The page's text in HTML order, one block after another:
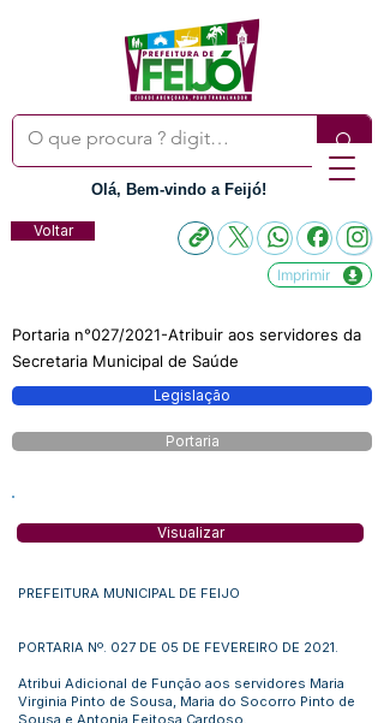
Olá, Bem-vindo a Feijó!
Voltar
Imprimir
Portaria n°027/2021-Atribuir aos servidores da
Secretaria Municipal de Saúde
Legislação
Portaria
Visualizar
PREFEITURA MUNICIPAL DE FEIJO
PORTARIA Nº. 027 DE 05 DE FEVEREIRO DE 2021.
Atribui Adicional de Função aos servidores Maria
Virginia Pinto de Sousa, Maria do Socorro Pinto de
Sousa e Antonia Feitosa Cardoso.